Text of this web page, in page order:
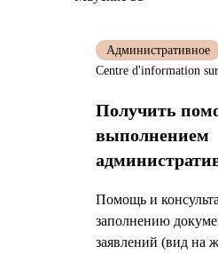
Получить
выполнением
Помощь и
заполнению
заявлений (вид на
Административное